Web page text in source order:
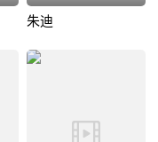
朱迪